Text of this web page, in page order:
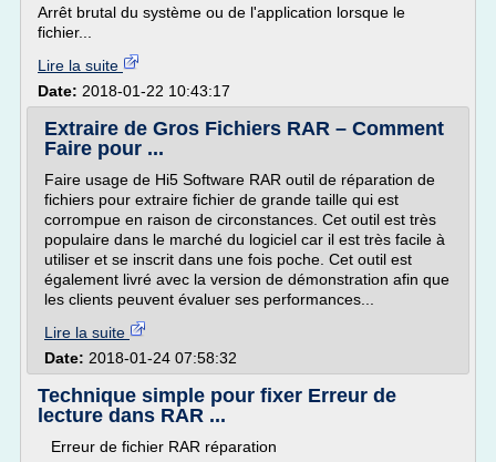
Arrêt brutal du système ou de l'application lorsque le
fichier...
Lire la suite
Date: 2018-01-22 10:43:17
Extraire de Gros Fichiers RAR – Comment
Faire pour ...
Faire usage de Hi5 Software RAR outil de réparation de
fichiers pour extraire fichier de grande taille qui est
corrompue en raison de circonstances. Cet outil est très
populaire dans le marché du logiciel car il est très facile à
utiliser et se inscrit dans une fois poche. Cet outil est
également livré avec la version de démonstration afin que
les clients peuvent évaluer ses performances...
Lire la suite
Date: 2018-01-24 07:58:32
Technique simple pour fixer Erreur de
lecture dans RAR ...
Erreur de fichier RAR réparation